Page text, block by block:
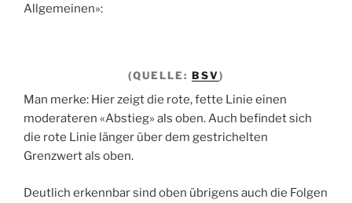
Allgemeinen»:
(QUELLE: BSV)
Man merke: Hier zeigt die rote, fette Linie einen
moderateren «Abstieg» als oben. Auch befindet sich
die rote Linie länger über dem gestrichelten
Grenzwert als oben.
Deutlich erkennbar sind oben übrigens auch die Folgen